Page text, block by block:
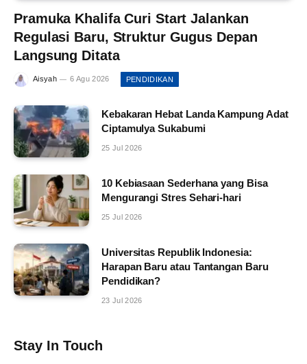
Pramuka Khalifa Curi Start Jalankan
Regulasi Baru, Struktur Gugus Depan
Langsung Ditata
Aisyah 6 Agu 2026 PENDIDIKAN
Kebakaran Hebat Landa Kampung Adat
Ciptamulya Sukabumi
25 Jul 2026
10 Kebiasaan Sederhana yang Bisa
Mengurangi Stres Sehari-hari
25 Jul 2026
Universitas Republik Indonesia:
Harapan Baru atau Tantangan Baru
Pendidikan?
23 Jul 2026
Stay In Touch